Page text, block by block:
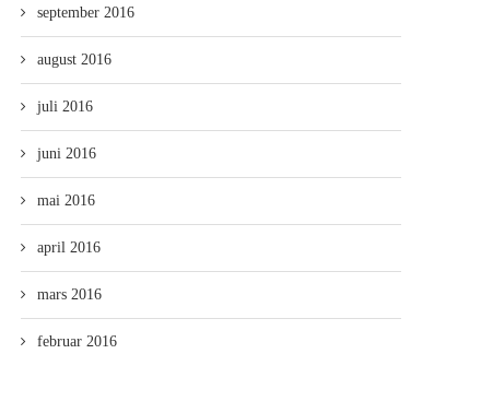
september 2016
august 2016
juli 2016
juni 2016
mai 2016
april 2016
mars 2016
februar 2016